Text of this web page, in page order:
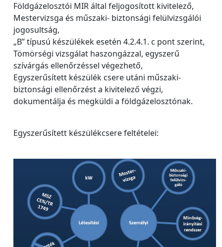
Földgázelosztói MIR által feljogosított kivitelező,
Mestervizsga és műszaki- biztonsági felülvizsgálói
jogosultság,
„B” típusú készülékek esetén 4.2.4.1. c pont szerint,
Tömörségi vizsgálat haszongázzal, egyszerű
szívárgás ellenőrzéssel végezhető,
Egyszerűsített készülék csere utáni műszaki-
biztonsági ellenőrzést a kivitelező végzi,
dokumentálja és megküldi a földgázelosztónak.
Egyszerűsített készülékcsere feltételei: